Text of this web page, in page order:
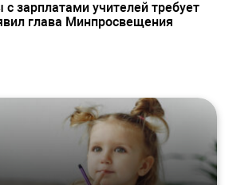
зарплатами учителей требует
глава Минпросвещения